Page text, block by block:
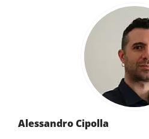
Alessandro Cipolla